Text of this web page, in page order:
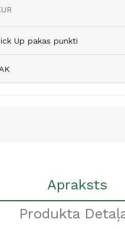
Up pakas punkti
Apraksts
Produkta